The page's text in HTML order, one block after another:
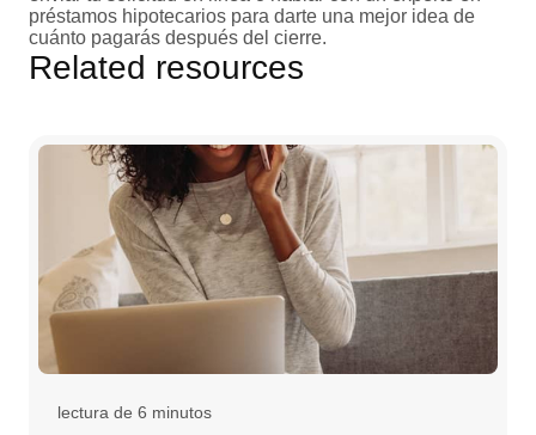
préstamos hipotecarios para darte una mejor idea de
cuánto pagarás después del cierre.
Related resources
lectura de 6 minutos